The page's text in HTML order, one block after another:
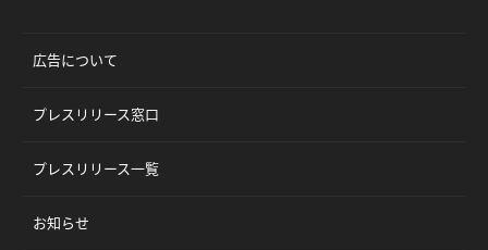
広告について
プレスリリース窓口
プレスリリース一覧
お知らせ